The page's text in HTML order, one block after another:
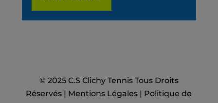
© 2025 C.S Clichy Tennis Tous Droits
Réservés | Mentions Légales | Politique de